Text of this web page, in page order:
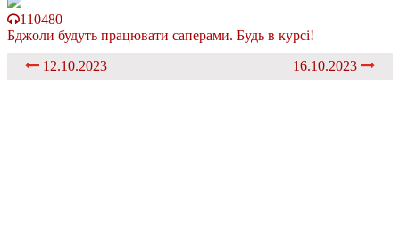
110480
Бджоли будуть працювати саперами. Будь в курсі!
12.10.2023
16.10.2023